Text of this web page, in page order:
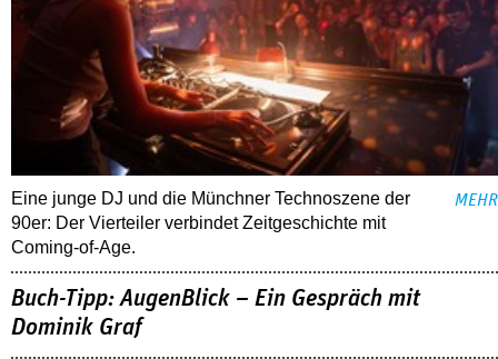
Eine junge DJ und die Münchner Technoszene der
90er: Der Vierteiler verbindet Zeitgeschichte mit
Coming-of-Age.
MEHR
Buch-Tipp: AugenBlick – Ein Gespräch mit
Dominik Graf